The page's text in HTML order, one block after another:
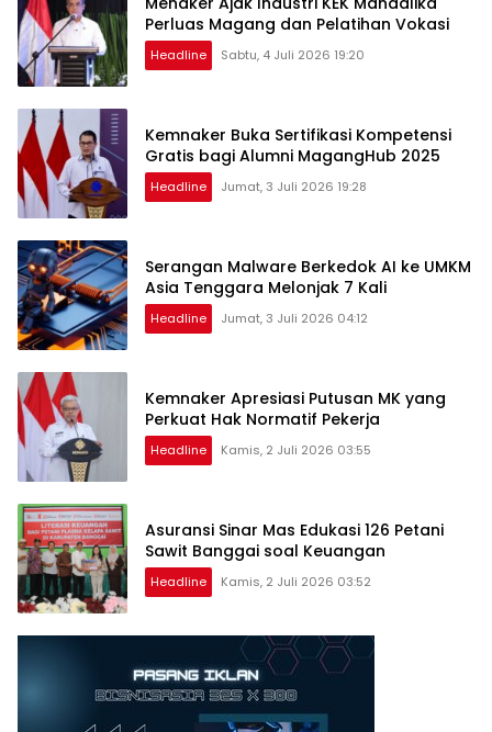
Perluas Magang dan Pelatihan Vokasi
Headline Sabtu, 4 Juli 2026 19:20
Kemnaker Buka Sertifikasi Kompetensi
Gratis bagi Alumni MagangHub 2025
Headline Jumat, 3 Juli 2026 19:28
Serangan Malware Berkedok AI ke UMKM
Asia Tenggara Melonjak 7 Kali
Headline Jumat, 3 Juli 2026 04:12
Kemnaker Apresiasi Putusan MK yang
Perkuat Hak Normatif Pekerja
Headline Kamis, 2 Juli 2026 03:55
Asuransi Sinar Mas Edukasi 126 Petani
Sawit Banggai soal Keuangan
Headline Kamis, 2 Juli 2026 03:52